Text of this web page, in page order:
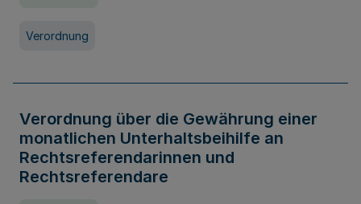
Verordnung
Verordnung über die Gewährung einer
monatlichen Unterhaltsbeihilfe an
Rechtsreferendarinnen und
Rechtsreferendare